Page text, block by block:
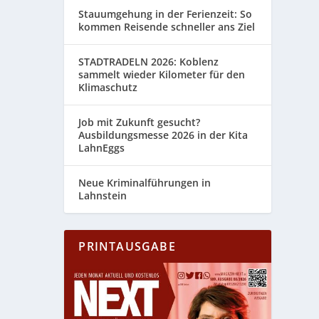
Stauumgehung in der Ferienzeit: So
kommen Reisende schneller ans Ziel
STADTRADELN 2026: Koblenz
sammelt wieder Kilometer für den
Klimaschutz
Job mit Zukunft gesucht?
Ausbildungsmesse 2026 in der Kita
LahnEggs
Neue Kriminalführungen in
Lahnstein
PRINTAUSGABE